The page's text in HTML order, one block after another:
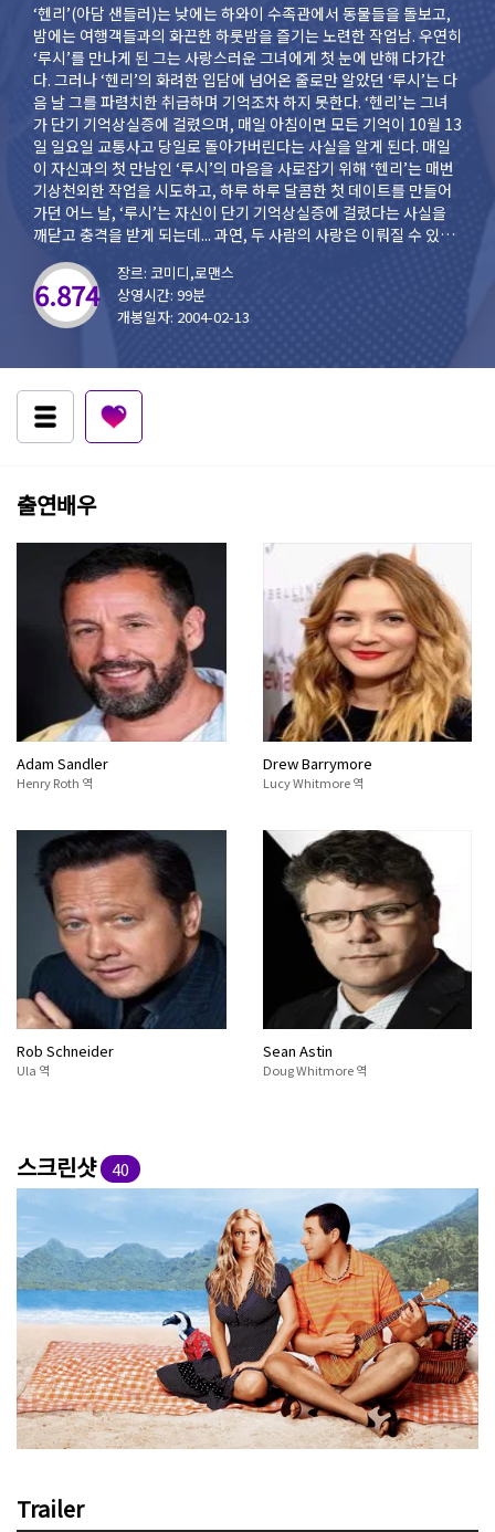
‘헨리’(아담 샌들러)는 낮에는 하와이 수족관에서 동물들을 돌보고,
밤에는 여행객들과의 화끈한 하룻밤을 즐기는 노련한 작업남. 우연히
‘루시’를 만나게 된 그는 사랑스러운 그녀에게 첫 눈에 반해 다가간
다. 그러나 ‘헨리’의 화려한 입담에 넘어온 줄로만 알았던 ‘루시’는 다
음 날 그를 파렴치한 취급하며 기억조차 하지 못한다. ‘헨리’는 그녀
가 단기 기억상실증에 걸렸으며, 매일 아침이면 모든 기억이 10월 13
일 일요일 교통사고 당일로 돌아가버린다는 사실을 알게 된다. 매일
이 자신과의 첫 만남인 ‘루시’의 마음을 사로잡기 위해 ‘헨리’는 매번
기상천외한 작업을 시도하고, 하루 하루 달콤한 첫 데이트를 만들어
가던 어느 날, ‘루시’는 자신이 단기 기억상실증에 걸렸다는 사실을
깨닫고 충격을 받게 되는데... 과연, 두 사람의 사랑은 이뤄질 수 있을
6.874
장르: 코미디,로맨스
상영시간: 99분
개봉일자: 2004-02-13
출연배우
Adam Sandler
Henry Roth 역
Drew Barrymore
Lucy Whitmore 역
Rob Schneider
Ula 역
Sean Astin
Doug Whitmore 역
스크린샷 40
Trailer